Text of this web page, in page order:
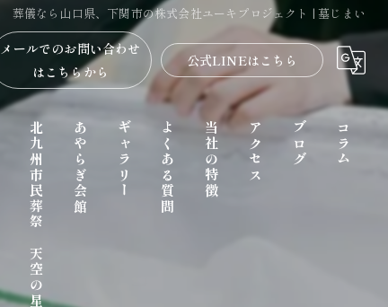
葬儀なら山口県、下関市の株式会社ユーキプロジェクト | 墓じまい
メールでのお問い合わせ
はこちらから
公式LINEはこちら
北九州市民葬祭 天空の星 あやらぎ会館 ギャラリー よくある質問 当社の特徴 アクセス ブログ コラム